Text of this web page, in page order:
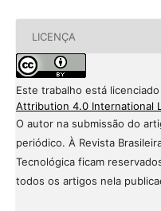
LICENÇA
Este trabalho está
Attribution 4.0 International
O autor na submissão do
periódico. À Revista
Tecnológica ficam
todos os artigos nela